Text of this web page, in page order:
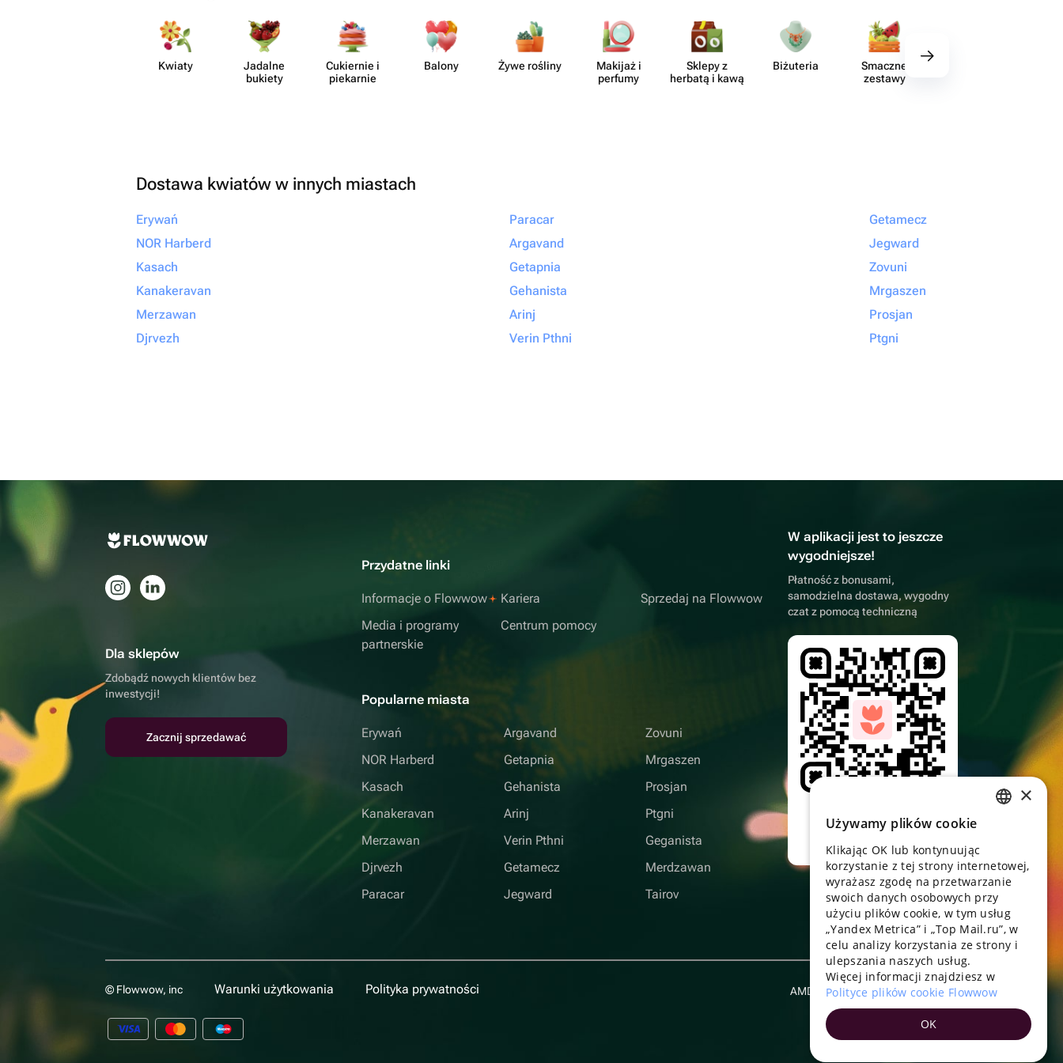
рекомендую! Если вы хотите подарить
своим близким не просто подарок, а
настоящие эмоции и быть уверенными,
что всё будет выполнено с любовью и
Kwiaty
Jadalne
bukiety
Cukiernie i
piekarnie
Balony Żywe rośliny
Makijaż i
perfumy
Sklepy z
herbatą i kawą
Biżuteria
Smaczne
zestawy
Dostawa kwiatów w innych miastach
Erywań
NOR Harberd
Kasach
Kanakeravan
Merzawan
Djrvezh
Paracar
Argavand
Getapnia
Gehanista
Arinj
Verin Pthni
Getamecz
Jegward
Zovuni
Mrgaszen
Prosjan
Ptgni
Dla sklepów
Zdobądź nowych klientów bez
inwestycji!
Zacznij sprzedawać
Przydatne linki
Informacje o Flowwow
Media i programy
partnerskie
Kariera
Centrum pomocy
Sprzedaj na Flowwow
Popularne miasta
Erywań
NOR Harberd
Kasach
Kanakeravan
Merzawan
Djrvezh
Paracar
Argavand
Getapnia
Gehanista
Arinj
Verin Pthni
Getamecz
Jegward
Zovuni
Mrgaszen
Prosjan
Ptgni
Geganista
Merdzawan
Tairov
W aplikacji jest to jeszcze
wygodniejsze!
Płatność z bonusami,
samodzielna dostawa, wygodny
czat z pomocą techniczną
pobierz aplikację
© Flowwow, inc Warunki użytkowania Polityka prywatności AMD Polski
UKRAINIAN
PORTUGUESE
SPANISH
TURKISH
×
Używamy plików cookie
Klikając OK lub kontynuując
korzystanie z tej strony internetowej,
wyrażasz zgodę na przetwarzanie
swoich danych osobowych przy
użyciu plików cookie, w tym usług
„Yandex Metrica” i „Top Mail.ru”, w
celu analizy korzystania ze strony i
ulepszania naszych usług.
Więcej informacji znajdziesz w
Polityce plików cookie Flowwow
OK